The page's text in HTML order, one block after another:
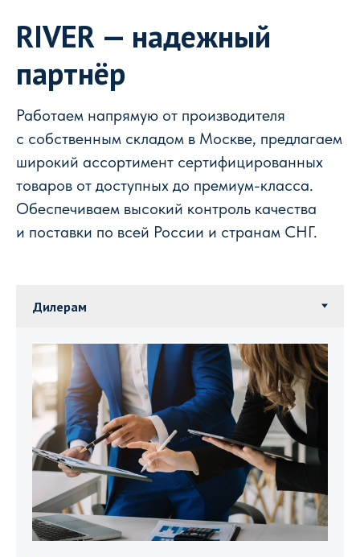
RIVER — надежный
партнёр
Работаем напрямую от производителя
с собственным складом в Москве, предлагаем
широкий ассортимент сертифицированных
товаров от доступных до премиум-класса.
Обеспечиваем высокий контроль качества
и поставки по всей России и странам СНГ.